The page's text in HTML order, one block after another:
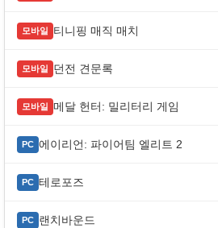
모바일 티니핑 매직 매치
모바일 던전 견문록
모바일 메달 헌터: 밀리터리 게임
PC 에이리언: 파이어팀 엘리트 2
PC 테로포즈
PC 랜치바운드